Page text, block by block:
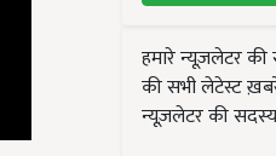
हमारे न्यूज़लेटर
की सभी लेटेस्ट
न्यूज़लेटर की